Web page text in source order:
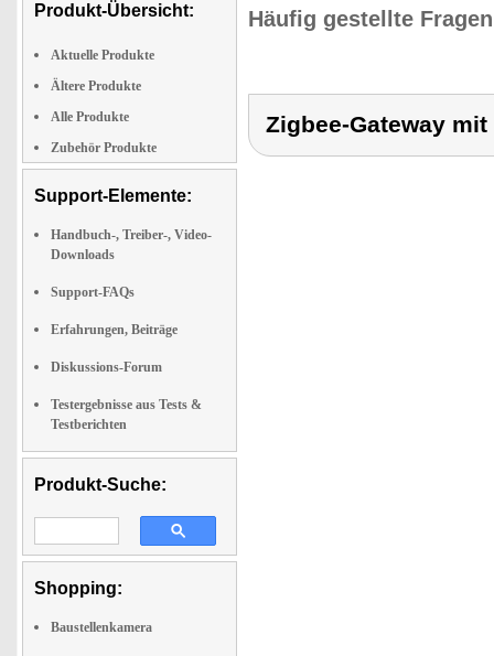
Produkt-Übersicht:
Aktuelle Produkte
Ältere Produkte
Alle Produkte
Zubehör Produkte
Support-Elemente:
Handbuch-, Treiber-, Video-
Downloads
Support-FAQs
Erfahrungen, Beiträge
Diskussions-Forum
Testergebnisse aus Tests &
Testberichten
Produkt-Suche:
Shopping:
Baustellenkamera
Häufig gestellte
Zigbee-Gateway